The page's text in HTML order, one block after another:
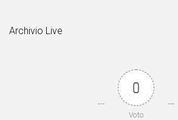
Archivio Live
0
Voto